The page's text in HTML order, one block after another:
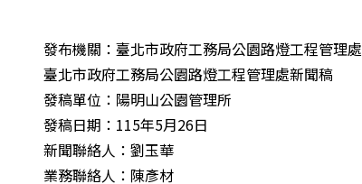
發布機關：臺北市政府工務局公園路燈工程管理處
臺北市政府工務局公園路燈工程管理處新聞稿
發稿單位：陽明山公園管理所
發稿日期：115年5月26日
新聞聯絡人：劉玉華
業務聯絡人：陳彥材